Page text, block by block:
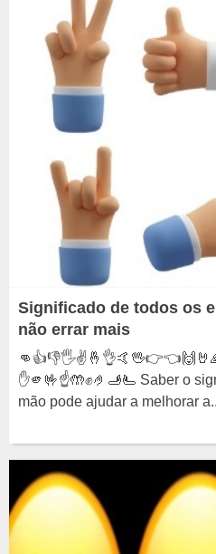
Significado de todos os
não errar mais
✋🫵🤟☝️🤲✊🤌🫸🫷 Saber o
mão pode ajudar a melhorar